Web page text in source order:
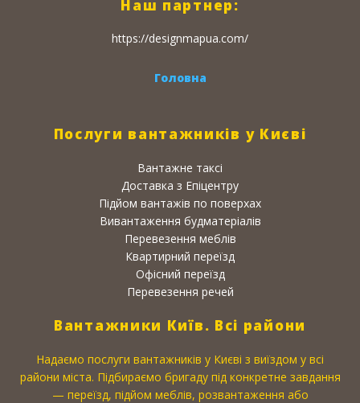
Наш партнер:
https://designmapua.com/
Головна
Послуги вантажників у Києві
Вантажне таксі
Доставка з Епіцентру
Підйом вантажів по поверхах
Вивантаження будматеріалів
Перевезення меблів
Квартирний переїзд
Офісний переїзд
Перевезення речей
Вантажники Київ. Всі райони
Надаємо послуги вантажників у Києві з виїздом у всі
райони міста. Підбираємо бригаду під конкретне завдання
— переїзд, підйом меблів, розвантаження або